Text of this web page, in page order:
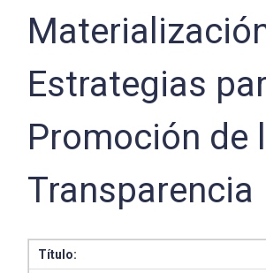
Estrategias
Promoción de
Transparencia
Título: